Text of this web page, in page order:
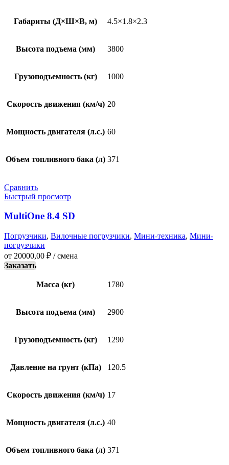
Габариты (Д×Ш×В, м) 4.5×1.8×2.3
Высота подъема (мм) 3800
Грузоподъемность (кг) 1000
Скорость движения (км/ч) 20
Мощность двигателя (л.с.) 60
Объем топливного бака (л) 371
Сравнить
Быстрый просмотр
MultiOne 8.4 SD
Погрузчики, Вилочные погрузчики, Мини-техника, Мини-
погрузчики
от 20000,00 ₽ / смена
Заказать
Масса (кг) 1780
Высота подъема (мм) 2900
Грузоподъемность (кг) 1290
Давление на грунт (кПа) 120.5
Скорость движения (км/ч) 17
Мощность двигателя (л.с.) 40
Объем топливного бака (л) 371